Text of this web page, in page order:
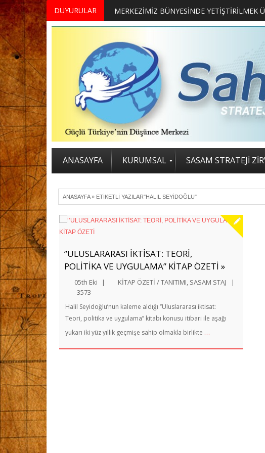
DUYURULAR
ANASAYFA KURUMSAL SASAM STRATEJİ
ANASAYFA» ETIKETLI YAZILAR"HALIL SEYIDOĞLU"
‘’ULUSLARARASI İKTİSAT: TEORİ,
POLİTİKA VE UYGULAMA’’ KİTAP ÖZETİ »
05th Eki | KİTAP ÖZETİ / TANITIMI, SASAM STAJ
|
3573
Halil Seyidoğlu’nun kaleme aldığı ‘’Uluslararası iktisat:
Teori, politika ve uygulama’’ kitabı konusu itibari ile aşağı
yukarı iki yüz yıllık geçmişe sahip olmakla birlikte …